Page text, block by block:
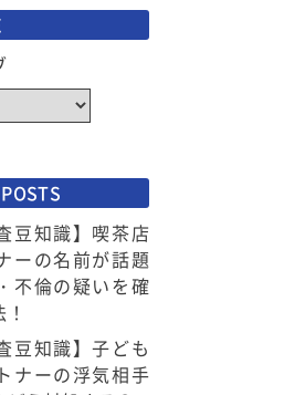
豆知識】喫茶店
ーの名前が話題
不倫の疑いを確
豆知識】子ども
ナーの浮気相手